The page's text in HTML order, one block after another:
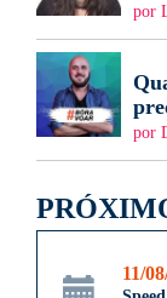
por
por
11/